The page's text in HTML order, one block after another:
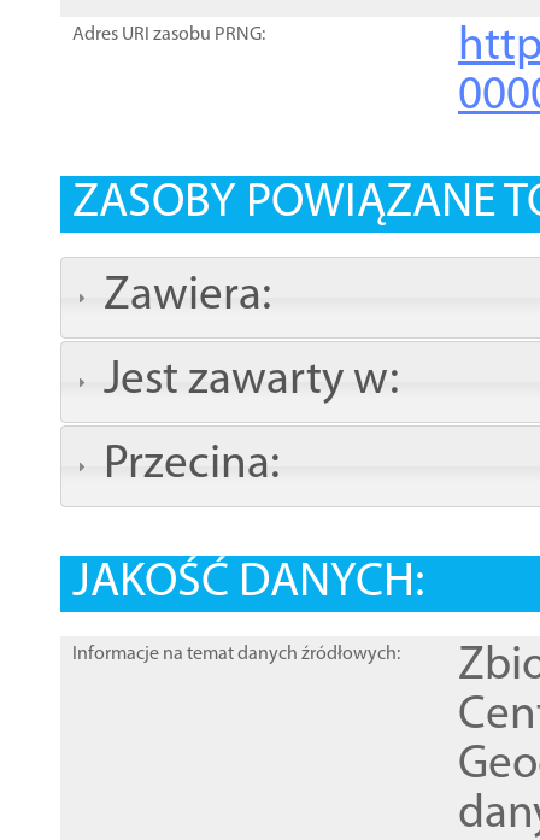
Adres URI zasobu PRNG:
ZASOBY POWIĄZANE
Zawiera:
Jest zawarty w:
Przecina:
JAKOŚĆ DANYCH:
Informacje na temat danych źródłowych: